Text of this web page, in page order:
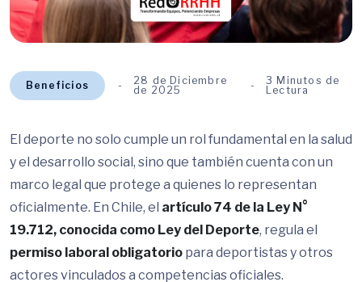
Beneficios
28 de Diciembre
de 2025
3 Minutos de
Lectura
El deporte no solo cumple un rol fundamental en la salud
y el desarrollo social, sino que también cuenta con un
marco legal que protege a quienes lo representan
oficialmente. En Chile, el artículo 74 de la Ley N°
19.712, conocida como Ley del Deporte, regula el
permiso laboral obligatorio para deportistas y otros
actores vinculados a competencias oficiales.